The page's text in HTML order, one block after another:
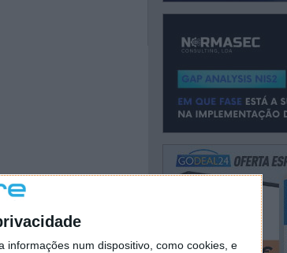
informações num dispositivo, como cookies, e